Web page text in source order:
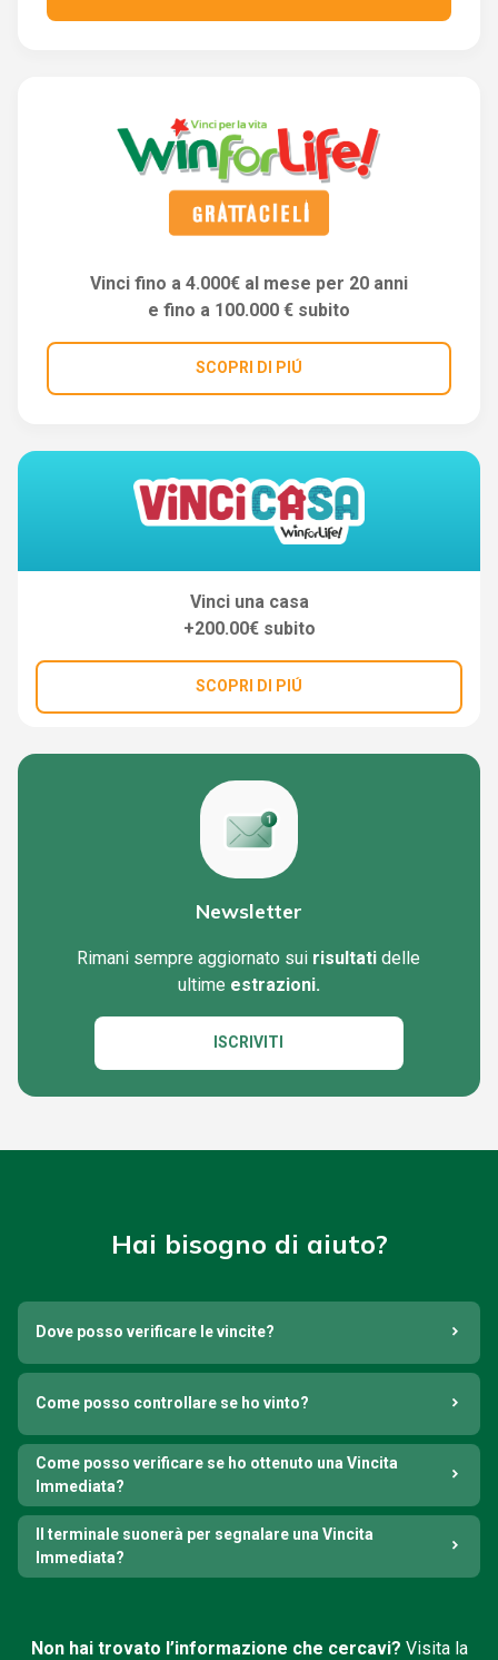
Vinci fino a 4.000€ al mese per 20 anni
e fino a 100.000 € subito
SCOPRI DI PIÚ
Vinci una casa
+200.00€ subito
SCOPRI DI PIÚ
Newsletter
Rimani sempre aggiornato sui risultati delle
ultime estrazioni.
ISCRIVITI
Hai bisogno di aiuto?
Dove posso verificare le vincite?
Come posso controllare se ho vinto?
Come posso verificare se ho ottenuto una Vincita
Immediata?
Il terminale suonerà per segnalare una Vincita
Immediata?
Non hai trovato l’informazione che cercavi? Visita la